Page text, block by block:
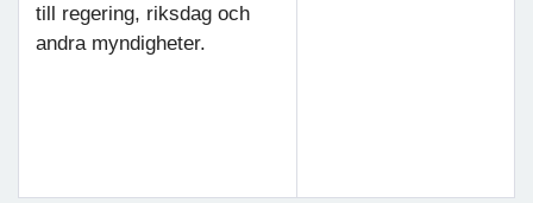
till regering, riksdag och
andra myndigheter.